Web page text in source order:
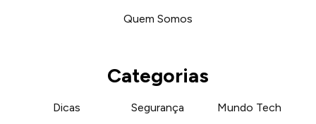
Quem Somos
Categorias
Dicas Segurança Mundo Tech